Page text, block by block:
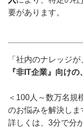
要があります。
「社内のナレッジ
『非IT企業』向け
＜100人～数万名規
のお悩みを解決しま
詳しくは、3分で分